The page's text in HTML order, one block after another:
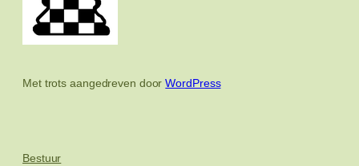
Met trots aangedreven doorWordPress
Bestuur